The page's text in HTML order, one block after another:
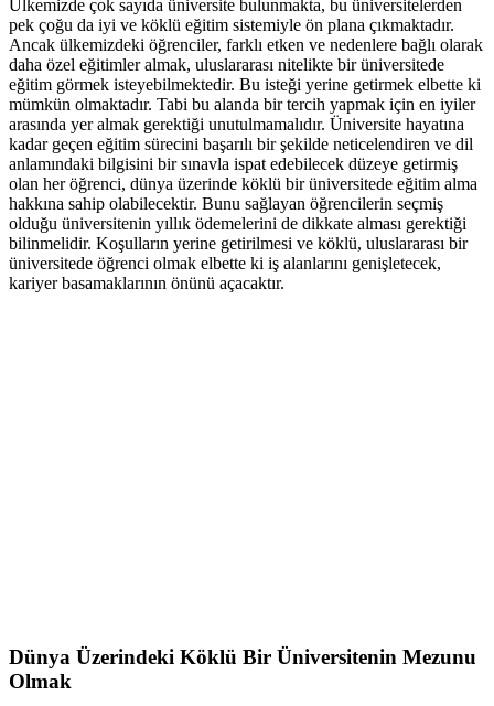
Ülkemizde çok sayıda üniversite bulunmakta, bu üniversitelerden
pek çoğu da iyi ve köklü eğitim sistemiyle ön plana çıkmaktadır.
Ancak ülkemizdeki öğrenciler, farklı etken ve nedenlere bağlı olarak
daha özel eğitimler almak, uluslararası nitelikte bir üniversitede
eğitim görmek isteyebilmektedir. Bu isteği yerine getirmek elbette ki
mümkün olmaktadır. Tabi bu alanda bir tercih yapmak için en iyiler
arasında yer almak gerektiği unutulmamalıdır. Üniversite hayatına
kadar geçen eğitim sürecini başarılı bir şekilde neticelendiren ve dil
anlamındaki bilgisini bir sınavla ispat edebilecek düzeye getirmiş
olan her öğrenci, dünya üzerinde köklü bir üniversitede eğitim alma
hakkına sahip olabilecektir. Bunu sağlayan öğrencilerin seçmiş
olduğu üniversitenin yıllık ödemelerini de dikkate alması gerektiği
bilinmelidir. Koşulların yerine getirilmesi ve köklü, uluslararası bir
üniversitede öğrenci olmak elbette ki iş alanlarını genişletecek,
kariyer basamaklarının önünü açacaktır.
Dünya Üzerindeki Köklü Bir Üniversitenin Mezunu
Olmak